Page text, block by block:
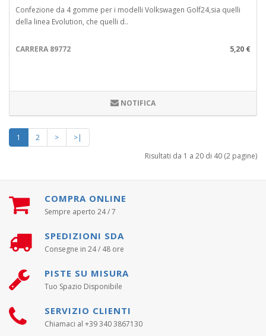
Confezione da 4 gomme per i modelli Volkswagen Golf24,sia quelli
della linea Evolution, che quelli d..
CARRERA 89772 5,20 €
NOTIFICA
1 2 >
>|
Risultati da 1 a 20 di 40 (2 pagine)
COMPRA ONLINE
Sempre aperto 24 / 7
SPEDIZIONI SDA
Consegne in 24 / 48 ore
PISTE SU MISURA
Tuo Spazio Disponibile
SERVIZIO CLIENTI
Chiamaci al +39 340 3867130